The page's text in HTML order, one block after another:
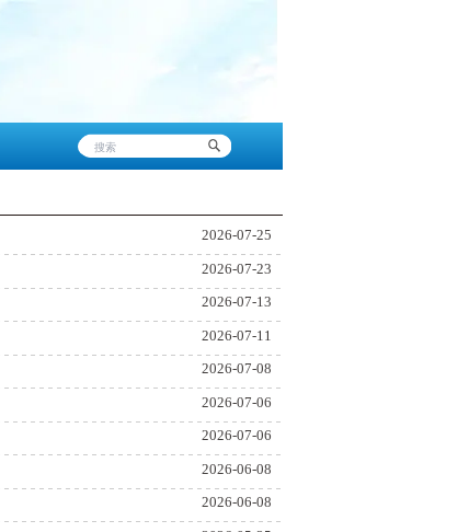
2026-07-25
2026-07-23
2026-07-13
2026-07-11
2026-07-08
2026-07-06
2026-07-06
2026-06-08
2026-06-08